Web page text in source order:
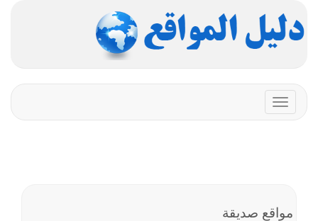
Toggle
navigation
مواقع صديقة